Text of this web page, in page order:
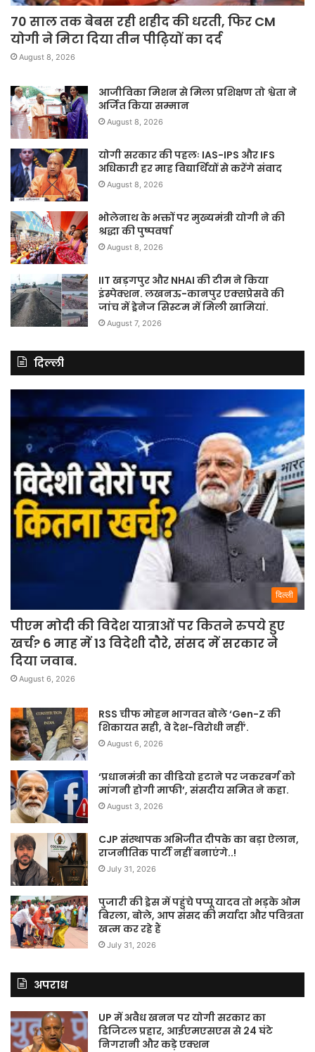
70 साल तक बेबस रही शहीद की धरती, फिर CM
योगी ने मिटा दिया तीन पीढ़ियों का दर्द
August 8, 2026
आजीविका मिशन से मिला प्रशिक्षण तो श्वेता ने
अर्जित किया सम्मान
August 8, 2026
योगी सरकार की पहलः IAS-IPS और IFS
अधिकारी हर माह विद्यार्थियों से करेंगे संवाद
August 8, 2026
भोलेनाथ के भक्तों पर मुख्यमंत्री योगी ने की
श्रद्धा की पुष्पवर्षा
August 8, 2026
IIT खड़गपुर और NHAI की टीम ने किया
इंस्पेक्शन. लखनऊ-कानपुर एक्सप्रेसवे की
जांच में ड्रेनेज सिस्टम में मिली खामियां.
August 7, 2026
दिल्ली
दिल्ली
पीएम मोदी की विदेश यात्राओं पर कितने रुपये हुए
खर्च? 6 माह में 13 विदेशी दौरे, संसद में सरकार ने
दिया जवाब.
August 6, 2026
RSS चीफ मोहन भागवत बोले ‘Gen-Z की
शिकायत सही, वे देश-विरोधी नहीं’.
August 6, 2026
‘प्रधानमंत्री का वीडियो हटाने पर जकरबर्ग को
मांगनी होगी माफी’, संसदीय समित ने कहा.
August 3, 2026
CJP संस्थापक अभिजीत दीपके का बड़ा ऐलान,
राजनीतिक पार्टी नहीं बनाएंगे..!
July 31, 2026
पुजारी की ड्रेस में पहुंचे पप्पू यादव तो भड़के ओम
बिरला, बोले, आप संसद की मर्यादा और पवित्रता
खत्म कर रहे हैं
July 31, 2026
अपराध
UP में अवैध खनन पर योगी सरकार का
डिजिटल प्रहार, आईएमएसएस से 24 घंटे
निगरानी और कड़े एक्शन